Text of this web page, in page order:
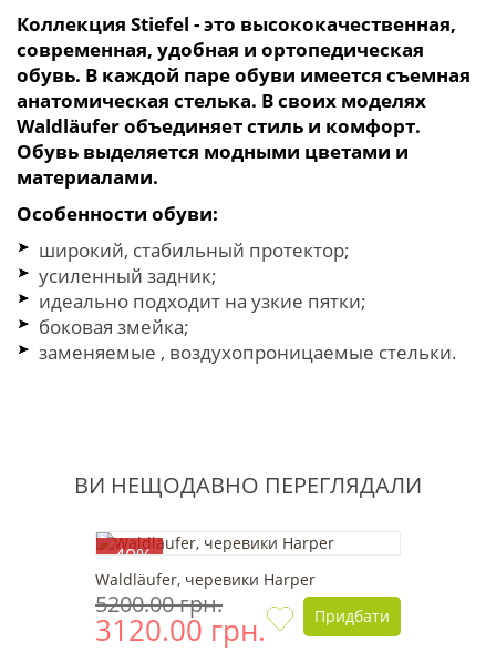
Коллекция Stiefel - это высококачественная,
современная, удобная и ортопедическая
обувь. В каждой паре обуви имеется съемная
анатомическая стелька. В своих моделях
Waldläufer объединяет стиль и комфорт.
Обувь выделяется модными цветами и
материалами.
Особенности обуви:
широкий, стабильный протектор;
усиленный задник;
идеально подходит на узкие пятки;
боковая змейка;
заменяемые , воздухопроницаемые стельки.
ВИ НЕЩОДАВНО ПЕРЕГЛЯДАЛИ
-40%
Waldläufer, черевики Harper
5200.00 грн.
3120.00 грн. Придбати